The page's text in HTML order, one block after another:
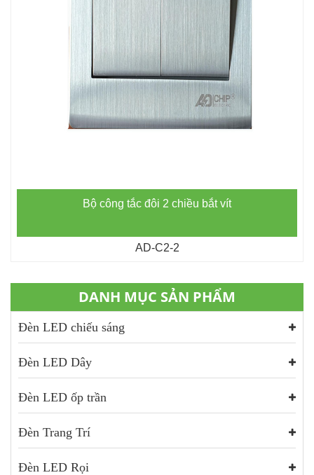
Bộ công tắc đôi 2 chiều bắt vít
AD-C2-2
DANH MỤC SẢN PHẨM
Đèn LED chiếu sáng
Đèn LED Dây
Đèn LED ốp trần
Đèn Trang Trí
Đèn LED Rọi